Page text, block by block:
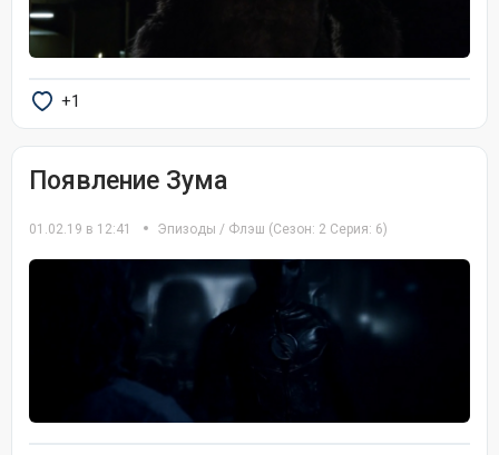
+1
Появление Зума
01.02.19 в 12:41 Эпизоды / Флэш (Сезон: 2 Серия: 6)